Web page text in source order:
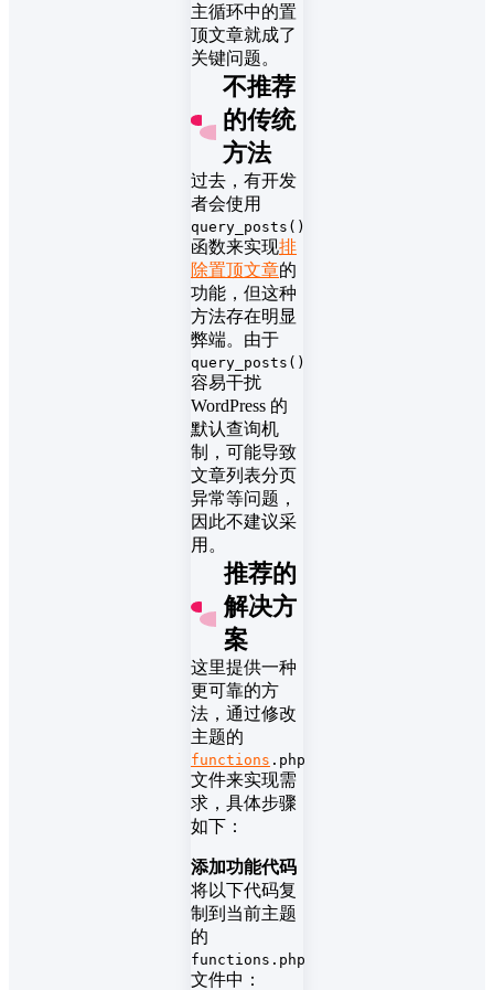
主循环中的置
顶文章就成了
关键问题。
不推荐
的传统
方法
过去，有开发
者会使用
query_posts()
函数来实现排
除置顶文章的
功能，但这种
方法存在明显
弊端。由于
query_posts()
容易干扰
WordPress 的
默认查询机
制，可能导致
文章列表分页
异常等问题，
因此不建议采
用。
推荐的
解决方
案
这里提供一种
更可靠的方
法，通过修改
主题的
functions .php
文件来实现需
求，具体步骤
如下：
添加功能代码
将以下代码复
制到当前主题
的
functions.php
文件中：